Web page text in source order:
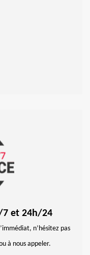
7 et 24h/24
n’hésitez pas
à nous appeler.